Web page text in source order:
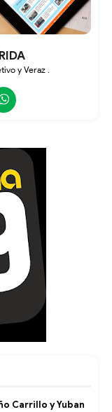
y Veraz .
Carrillo y Yuban